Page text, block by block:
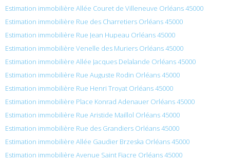
Estimation immobilière Allée Couret de Villeneuve Orléans 45000
Estimation immobilière Rue des Charretiers Orléans 45000
Estimation immobilière Rue Jean Hupeau Orléans 45000
Estimation immobilière Venelle des Muriers Orléans 45000
Estimation immobilière Allée Jacques Delalande Orléans 45000
Estimation immobilière Rue Auguste Rodin Orléans 45000
Estimation immobilière Rue Henri Troyat Orléans 45000
Estimation immobilière Place Konrad Adenauer Orléans 45000
Estimation immobilière Rue Aristide Maillol Orléans 45000
Estimation immobilière Rue des Grandiers Orléans 45000
Estimation immobilière Allée Gaudier Brzeska Orléans 45000
Estimation immobilière Avenue Saint Fiacre Orléans 45000